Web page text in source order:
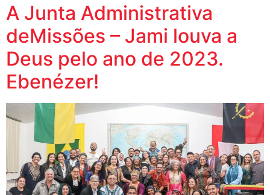
A Junta Administrativa
deMissões – Jami louva a
Deus pelo ano de 2023.
Ebenézer!